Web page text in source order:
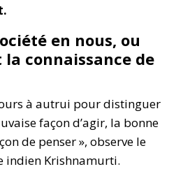
en nous, ou
connaissance de
à autrui pour distinguer
façon d’agir, la bonne
de penser », observe le
indien Krishnamurti.